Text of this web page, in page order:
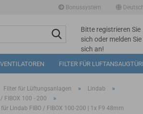
Bonussystem
Suche...Bitte registrieren Sie
sich oder melden Sie
sich an!
Mögliche
Bonuspunkte im
FILTER FÜR
Filter für Lüftungsanlagen » Lindab »
FIBOX 100 - 200 »
Lindab FIBO / FIBOX 100-200 | 1x F9 48mm